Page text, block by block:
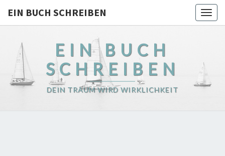
EIN BUCH SCHREIBEN
EIN BUCH
SCHREIBEN
DEIN TRAUM WIRD WIRKLICHKEIT